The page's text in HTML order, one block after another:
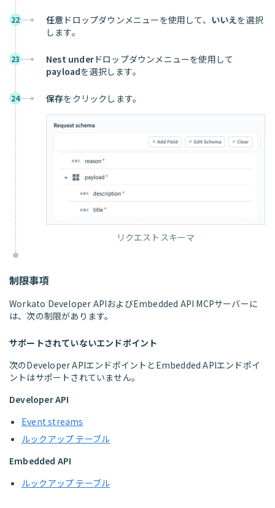
22 任意 ドロップダウンメニューを使用して、 いいえを選択
します。
23 Nest under ドロップダウンメニューを使用して
payloadを選択します。
24 保存をクリックします。
リクエストスキーマ
制限事項
Workato Developer APIおよびEmbedded API MCPサーバーに
は、次の制限があります。
サポートされていないエンドポイント
次のDeveloper APIエンドポイントとEmbedded APIエンドポイ
ントはサポートされていません。
Developer API
Event streams
ルックアップ テーブル
Embedded API
ルックアップ テーブル